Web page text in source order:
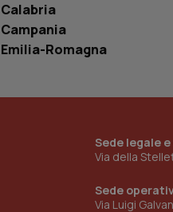
Calabria
Campania
Emilia-Romagna
Sede legale
Via della
Sede
Via Luigi
_ga_0VMQEQKQ1N
__Secure-YNID